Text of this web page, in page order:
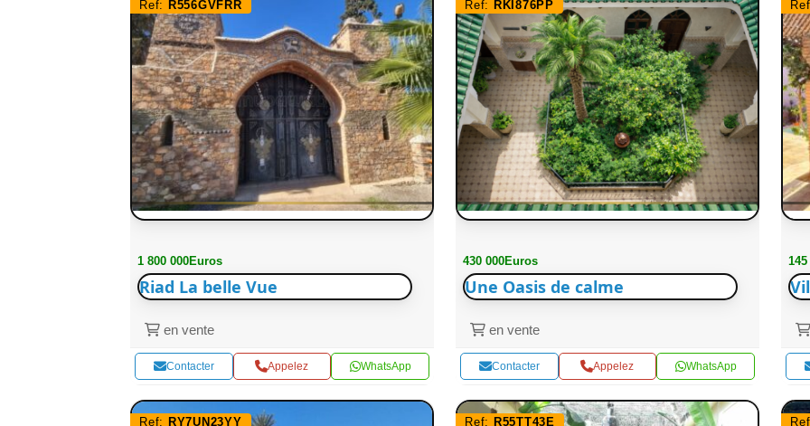
Ref: R556GVFRR
1 800 000Euros
Riad La belle Vue
en vente
Contacter Appelez WhatsApp
Ref: RKI876PP
430 000Euros
Une Oasis de calme
en vente
Contacter Appelez WhatsApp
Ref: RY7UN23YY Ref: R55TT43E